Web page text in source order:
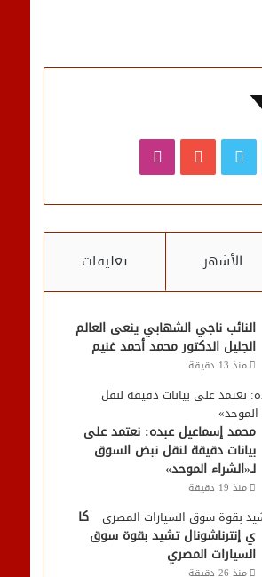
فيسبوك يوتيوب
الأشهر تعليقات
النائب ناجي الشهابي ينعى العالم
الجليل الدكتور محمد أحمد غنيم
منذ 13 دقيقة
محمد إسماعيل عبده: نعتمد على
بيانات دقيقة لنقل نبض السوق
لـ«الشراء الموحد»
منذ 19 دقيقة
كا
ي إنترناشونال تشيد بقوة سوق
السيارات المصري
منذ 26 دقيقة